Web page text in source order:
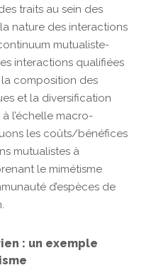
traits au sein des
nature des interactions
mutualiste-
interactions qualifiées
composition des
et la diversification
l’échelle macro-
les coûts/bénéfices
mutualistes à
le mimétisme
d’espèces de
: un exemple